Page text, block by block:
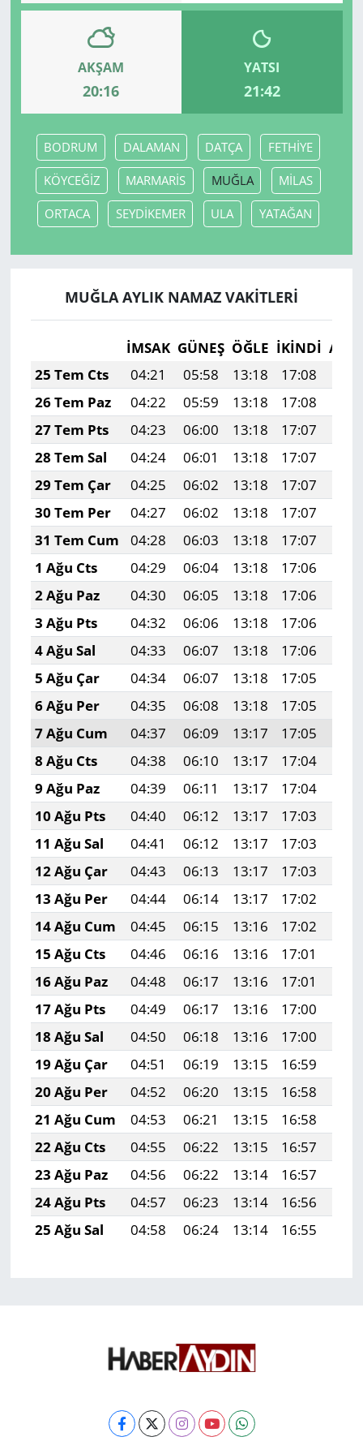
AKŞAM
20:16
YATSI
21:42
BODRUM DALAMAN DATÇA FETHİYE
KÖYCEĞİZ MARMARİS MUĞLA MİLAS
ORTACA SEYDİKEMER ULA YATAĞAN
MUĞLA AYLIK NAMAZ VAKITLERI
İMSAK GÜNEŞ ÖĞLE İKINDI
25 Tem Cts
04:21 05:58 13:18 17:08
26 Tem Paz
04:22 05:59 13:18 17:08
27 Tem Pts
04:23 06:00 13:18 17:07
28 Tem Sal
04:24 06:01 13:18 17:07
29 Tem Çar
04:25 06:02 13:18 17:07
30 Tem Per
04:27 06:02 13:18 17:07
31 Tem Cum
04:28 06:03 13:18 17:07
1 Ağu Cts
04:29 06:04 13:18 17:06
2 Ağu Paz
04:30 06:05 13:18 17:06
3 Ağu Pts
04:32 06:06 13:18 17:06
4 Ağu Sal
04:33 06:07 13:18 17:06
5 Ağu Çar
04:34 06:07 13:18 17:05
6 Ağu Per
04:35 06:08 13:18 17:05
7 Ağu Cum
04:37 06:09 13:17 17:05
8 Ağu Cts
04:38 06:10 13:17 17:04
9 Ağu Paz
04:39 06:11 13:17 17:04
10 Ağu Pts
04:40 06:12 13:17 17:03
11 Ağu Sal
04:41 06:12 13:17 17:03
12 Ağu Çar
04:43 06:13 13:17 17:03
13 Ağu Per
04:44 06:14 13:17 17:02
14 Ağu Cum
04:45 06:15 13:16 17:02
15 Ağu Cts
04:46 06:16 13:16 17:01
16 Ağu Paz
04:48 06:17 13:16 17:01
17 Ağu Pts
04:49 06:17 13:16 17:00
18 Ağu Sal
04:50 06:18 13:16 17:00
19 Ağu Çar
04:51 06:19 13:15 16:59
20 Ağu Per
04:52 06:20 13:15 16:58
21 Ağu Cum
04:53 06:21 13:15 16:58
22 Ağu Cts
04:55 06:22 13:15 16:57
23 Ağu Paz
04:56 06:22 13:14 16:57
24 Ağu Pts
04:57 06:23 13:14 16:56
25 Ağu Sal
04:58 06:24 13:14 16:55